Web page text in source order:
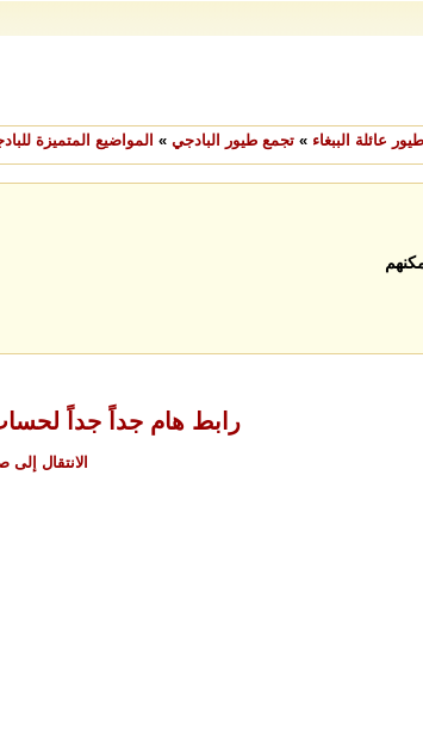
عائلة الببغاء » تجمع طيور البادجي » المواضيع المتميزة
رابط هام جداً جداً
الانتقال